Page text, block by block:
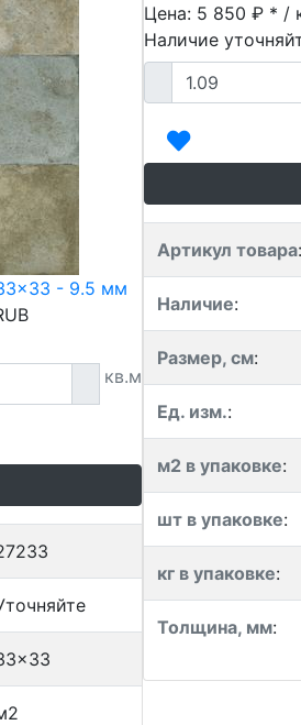
- 9.5 мм
кв.м
Цена: 5 850 ₽ * /
Наличие
Артикул товара:
Наличие:
Размер, см:
Ед. изм.:
м2 в упаковке:
шт в упаковке:
кг в упаковке:
Толщина, мм: